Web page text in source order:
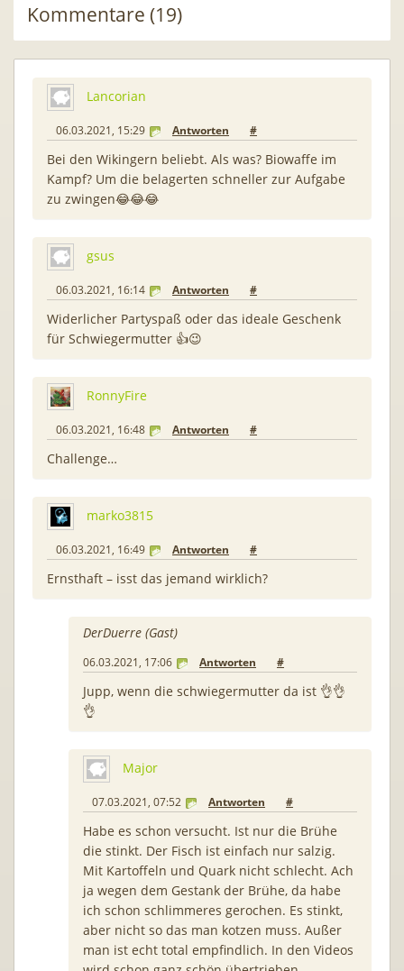
Kommentare (19)
Lancorian
06.03.2021, 15:29 Antworten #
Bei den Wikingern beliebt. Als was? Biowaffe im
Kampf? Um die belagerten schneller zur Aufgabe
zu zwingen😂😂😂
gsus
06.03.2021, 16:14 Antworten #
Widerlicher Partyspaß oder das ideale Geschenk
für Schwiegermutter 👍😉
RonnyFire
06.03.2021, 16:48 Antworten #
Challenge…
marko3815
06.03.2021, 16:49 Antworten #
Ernsthaft – isst das jemand wirklich?
DerDuerre (Gast)
06.03.2021, 17:06 Antworten #
Jupp, wenn die schwiegermutter da ist 👌👌
👌
Major
07.03.2021, 07:52 Antworten #
Habe es schon versucht. Ist nur die Brühe
die stinkt. Der Fisch ist einfach nur salzig.
Mit Kartoffeln und Quark nicht schlecht. Ach
ja wegen dem Gestank der Brühe, da habe
ich schon schlimmeres gerochen. Es stinkt,
aber nicht so das man kotzen muss. Außer
man ist echt total empfindlich. In den Videos